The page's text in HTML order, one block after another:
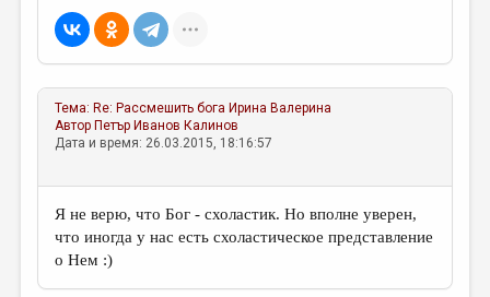
Тема: Re: Рассмешить бога Ирина Валерина
Автор Петър Иванов Калинов
Дата и время: 26.03.2015, 18:16:57
Я не верю, что Бог - схоластик. Но вполне уверен,
что иногда у нас есть схоластическое представление
о Нем :)